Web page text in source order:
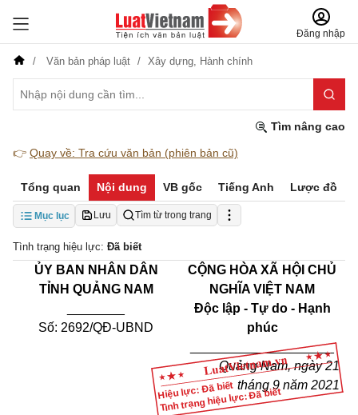
Đăng nhập
Văn bản pháp luật Xây dựng, Hành chính
Tìm nâng cao
👉 Quay về: Tra cứu văn bản (phiên bản cũ)
Tổng quan Nội dung VB gốc Tiếng Anh Lược đồ
Mục lục Lưu Tìm từ trong trang
Tình trạng hiệu lực: Đã biết
Hiệu lực: Đã biết
Tình trạng hiệu lực: Đã biết
ỦY BAN NHÂN DÂN
TỈNH QUẢNG NAM
Số: 2692/QĐ-UBND
CỘNG HÒA XÃ HỘI CHỦ
NGHĨA VIỆT NAM
Độc lập - Tự do - Hạnh
phúc
____________________
Quảng Nam, ngày 21
tháng 9 năm 2021